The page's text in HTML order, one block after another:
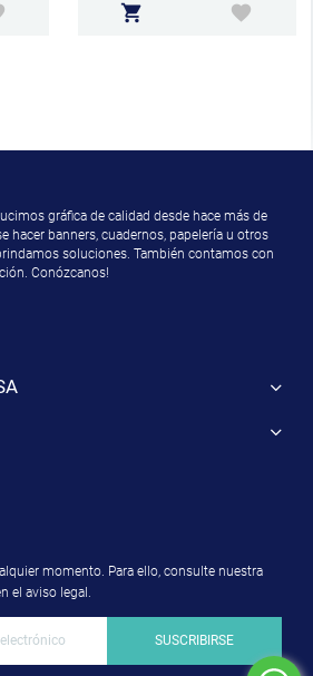
gráfica de calidad desde hace más de
hacer banners, cuadernos, papelería u otros
soluciones. También contamos con
Conózcanos!
momento. Para ello, consulte nuestra
el aviso legal.